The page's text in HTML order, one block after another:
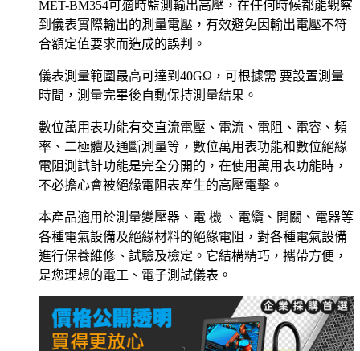
MET-BM354可適時監測輸出高壓，在任何時候都能觀察
到儀表實際輸出的測量電壓，有效避免因輸出電壓不符
合額定值要求而造成的誤判。
儀表測量範圍最高可達到40GΩ，可根據需 要設置測量
時間，測量完畢後自動保持測量結果。
數位萬用表功能有交直流電壓、電流、電阻、電容、頻
率、二極體及通斷測量等，數位萬用表功能和數位絕緣
電阻測試計功能是完全分開的，在使用萬用表功能時，
不必擔心會被絕緣電阻表產生的高壓電擊。
本產品適用於測量變壓器、電 機 、電纜、開關、電器等
各種電氣設備及絕緣材料的絕緣電阻，對各種電氣設備
進行保養維修、試驗及檢定。它結構精巧，攜帶方便，
是您理想的電工、電子測試儀表。